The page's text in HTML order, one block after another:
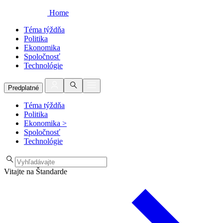
Home
Téma týždňa
Politika
Ekonomika
Spoločnosť
Technológie
Predplatné
Téma týždňa
Politika
Ekonomika >
Spoločnosť
Technológie
Vitajte na Štandarde